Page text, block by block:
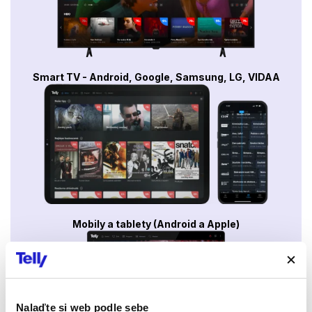
Nalaďte si web podle sebe
Smart TV - Android, Google, Samsung, LG, VIDAA
Mobily a tablety (Android a Apple)